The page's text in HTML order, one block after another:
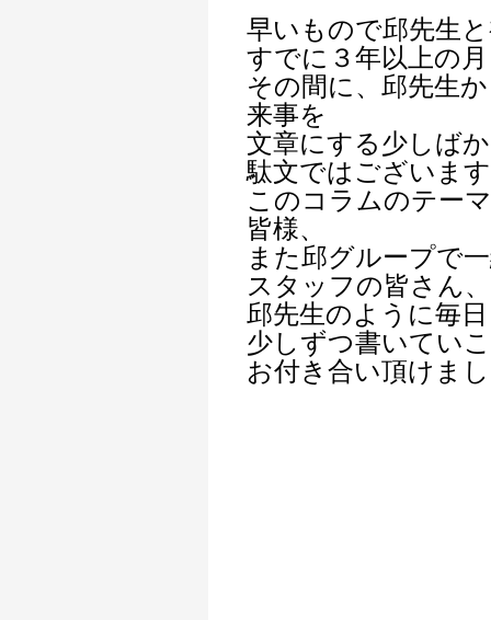
早いもので邱先生
すでに３年以上の
その間に、邱先生
来事を
文章にする少しば
駄文ではございま
このコラムのテー
皆様、
また邱グループで
スタッフの皆さん、
邱先生のように毎
少しずつ書いてい
お付き合い頂けま